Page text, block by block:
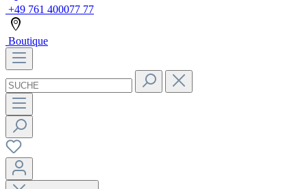
+49 761 400077 77
Boutique